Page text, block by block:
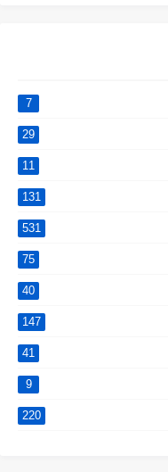
7
29
11
131
531
75
40
147
41
9
220